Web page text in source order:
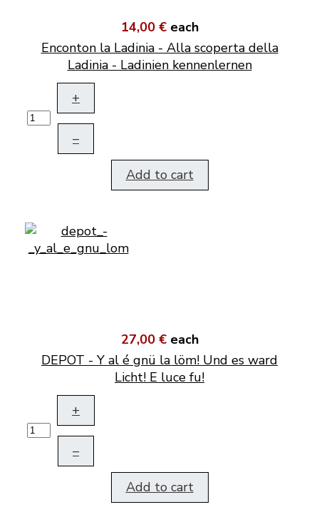
14,00 € each
Enconton la Ladinia - Alla scoperta della
Ladinia - Ladinien kennenlernen
+
–
Add to cart
27,00 € each
DEPOT - Y al é gnü la löm! Und es ward
Licht! E luce fu!
+
–
Add to cart